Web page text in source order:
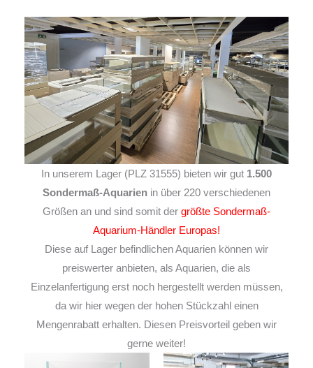
In unserem Lager (PLZ 31555) bieten wir gut 1.500
Sondermaß-Aquarien in über 220 verschiedenen
Größen an und sind somit der größte Sondermaß-
Aquarium-Händler Europas!
Diese auf Lager befindlichen Aquarien können wir
preiswerter anbieten, als Aquarien, die als
Einzelanfertigung erst noch hergestellt werden müssen,
da wir hier wegen der hohen Stückzahl einen
Mengenrabatt erhalten. Diesen Preisvorteil geben wir
gerne weiter!